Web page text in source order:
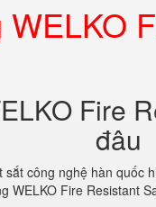
Fire
đâu
công nghệ hàn
WELKO Fire Resistant